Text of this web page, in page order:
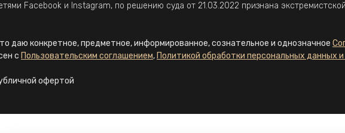
Facebook и Instagram, по решению суда от 21.03.2022 признана
даю конкретное, предметное, информированное, сознательное и однозначное
с Пользовательским соглашением, Политикой обработки персональных данных
офертой